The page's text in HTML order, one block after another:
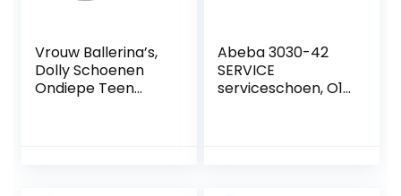
Vrouw Ballerina’s,
Dolly Schoenen
Ondiepe Teen
Abeba 3030-42
SERVICE
serviceschoen, O1,